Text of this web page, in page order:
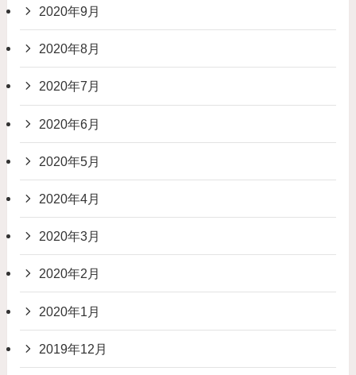
2020年9月
2020年8月
2020年7月
2020年6月
2020年5月
2020年4月
2020年3月
2020年2月
2020年1月
2019年12月